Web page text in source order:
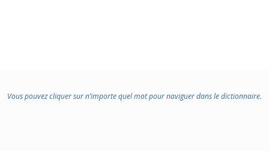
Vous pouvez cliquer sur n’importe quel mot pour naviguer dans le dictionnaire.